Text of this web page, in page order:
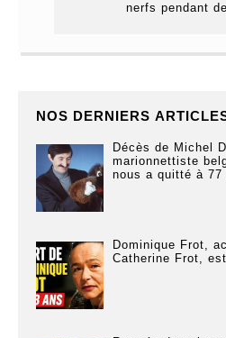
nerfs pendant
NOS DERNIERS
Décès de Michel
marionnettiste
nous a quitté à 77
Dominique Frot,
Catherine Frot,